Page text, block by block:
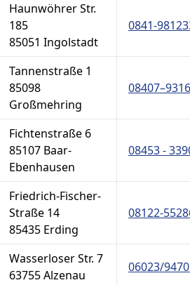
Haunwöhrer Str.
185
85051 Ingolstadt
0841-
Tannenstraße 1
85098
Großmehring
Fichtenstraße 6
85107 Baar-
Ebenhausen
08453 -
Friedrich-Fischer-
Straße 14
85435 Erding
08122-
Wasserloser Str. 7
63755 Alzenau
06023/